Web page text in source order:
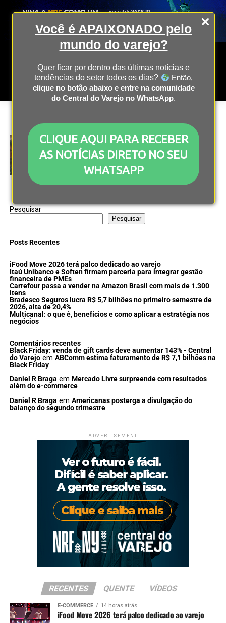
Você é APAIXONADO pelo
mundo do varejo?
Quer ficar por dentro das últimas notícias e
tendências do setor todos os dias?
Então,
clique no botão abaixo e entre na comunidade
do Central do Varejo no WhatsApp.
CLIQUE AQUI PARA RECEBER
AS NOTÍCIAS DIRETO NO SEU
WHATSAPP
All posts tagged "Vale"
OPERAÇÃO 3 anos atrás
Regulação da China sobre Vale pode baixar preços
para varejo nacional
Pesquisar
Pesquisar
Posts Recentes
iFood Move 2026 terá palco dedicado ao varejo
Itaú Unibanco e Soften firmam parceria para integrar gestão
financeira de PMEs
Carrefour passa a vender na Amazon Brasil com mais de 1.300
itens
Bradesco Seguros lucra R$ 5,7 bilhões no primeiro semestre de
2026, alta de 20,4%
Multicanal: o que é, benefícios e como aplicar a estratégia nos
negócios
Comentários recentes
Black Friday: venda de gift cards deve aumentar 143% - Central
do Varejoem ABComm estima faturamento de R$ 7,1 bilhões na
Black Friday
Daniel R Braga em Mercado Livre surpreende com resultados
além do e-commerce
Daniel R Braga em Americanas posterga a divulgação do
balanço do segundo trimestre
ADVERTISEMENT
RECENTES QUENTE VÍDEOS
E-COMMERCE 14 horas atrás
iFood Move 2026 terá palco dedicado ao varejo